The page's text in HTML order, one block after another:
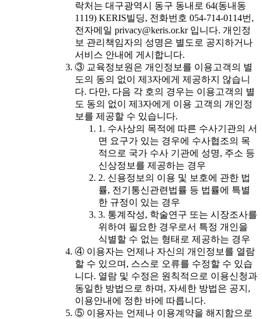
락처는 대구광역시 동구 동내로 64(동내동
1119) KERIS빌딩, 전화번호 054-714-0114번,
전자메일 privacy@keris.or.kr 입니다. 개인정
보 관리책임자의 성명은 별도로 공지하거나
서비스 안내에 게시합니다.
③ 교육정보원은 개인정보를 이용고객의 별
도의 동의 없이 제3자에게 제공하지 않습니
다. 다만, 다음 각 호의 경우는 이용고객의 별
도 동의 없이 제3자에게 이용 고객의 개인정
보를 제공할 수 있습니다.
1. 수사상의 목적에 따른 수사기관의 서
면 요구가 있는 경우에 수사협조의 목
적으로 국가 수사 기관에 성명, 주소 등
신상정보를 제공하는 경우
2. 신용정보의 이용 및 보호에 관한 법
률, 전기통신관련법률 등 법률에 특별
한 규정이 있는 경우
3. 통계작성, 학술연구 또는 시장조사를
위하여 필요한 경우로서 특정 개인을
식별할 수 없는 형태로 제공하는 경우
④ 이용자는 언제나 자신의 개인정보를 열람
할 수 있으며, 스스로 오류를 수정할 수 있습
니다. 열람 및 수정은 원칙적으로 이용신청과
동일한 방법으로 하며, 자세한 방법은 공지,
이용안내에 정한 바에 따릅니다.
⑤ 이용자는 언제나 이용계약을 해지함으로